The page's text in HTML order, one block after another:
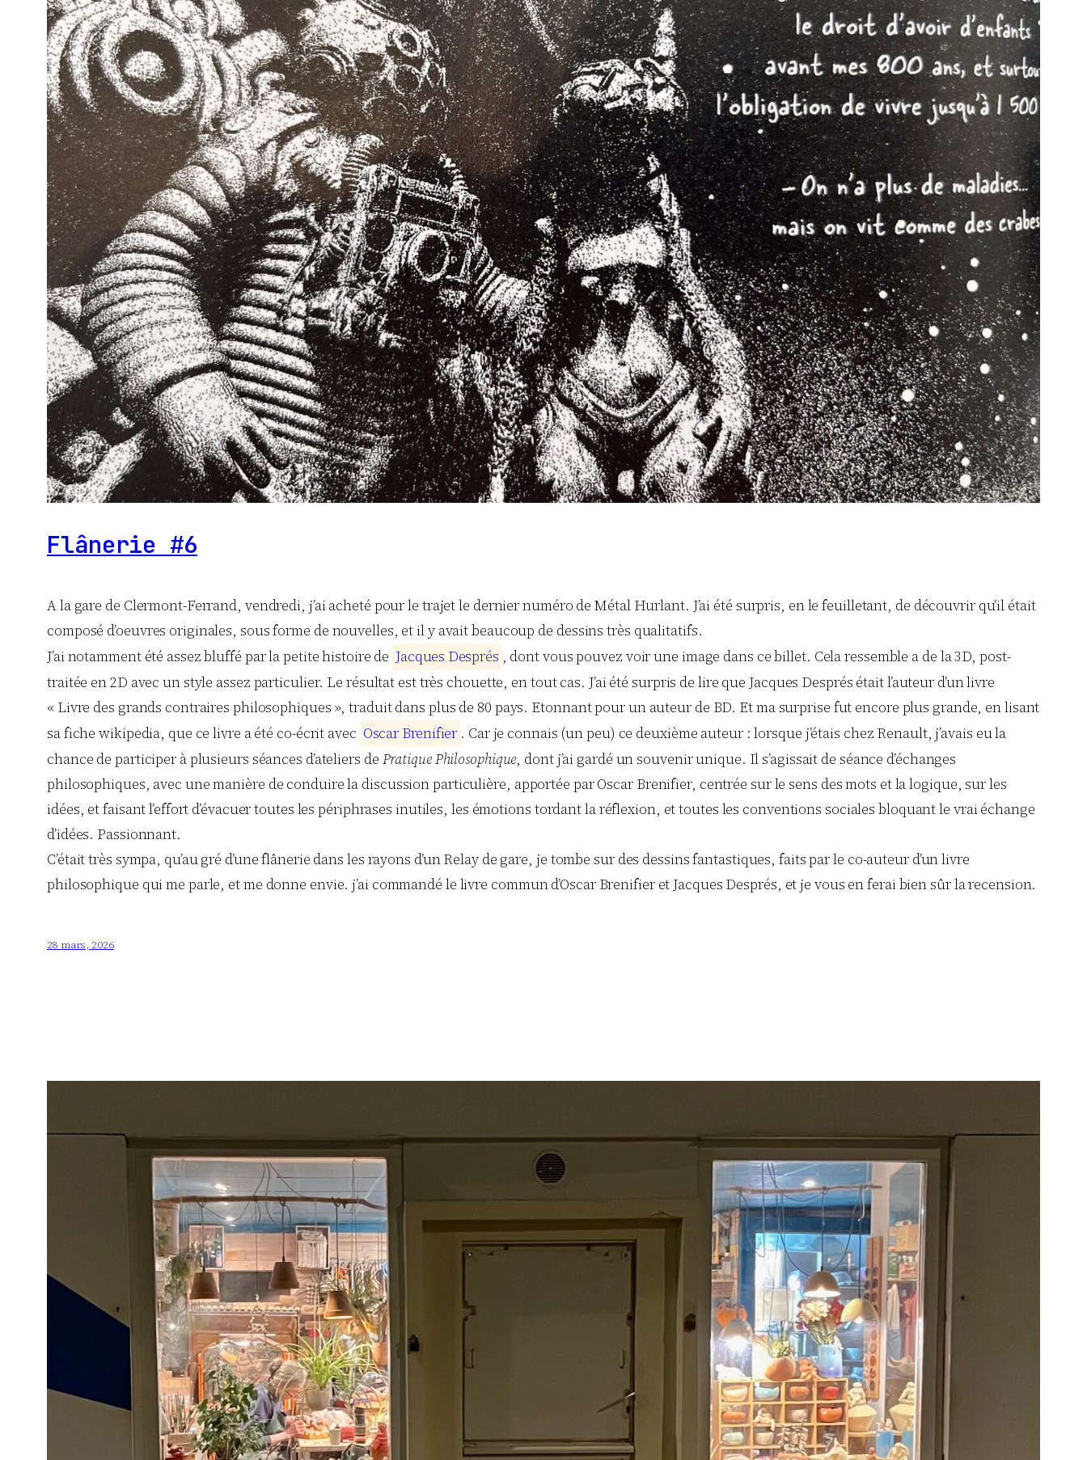
Flânerie #6
A la gare de Clermont-Ferrand, vendredi, j’ai acheté pour le trajet le dernier numéro de Métal Hurlant. J’ai été surpris, en le feuilletant, de découvrir qu’il était
composé d’oeuvres originales, sous forme de nouvelles, et il y avait beaucoup de dessins très qualitatifs.
J’ai notamment été assez bluffé par la petite histoire de Jacques Després , dont vous pouvez voir une image dans ce billet. Cela ressemble a de la 3D, post-
traitée en 2D avec un style assez particulier. Le résultat est très chouette, en tout cas. J’ai été surpris de lire que Jacques Després était l’auteur d’un livre
« Livre des grands contraires philosophiques », traduit dans plus de 80 pays. Etonnant pour un auteur de BD. Et ma surprise fut encore plus grande, en lisant
sa fiche wikipedia, que ce livre a été co-écrit avec Oscar Brenifier . Car je connais (un peu) ce deuxième auteur : lorsque j’étais chez Renault, j’avais eu la
chance de participer à plusieurs séances d’ateliers de Pratique Philosophique, dont j’ai gardé un souvenir unique. Il s’agissait de séance d’échanges
philosophiques, avec une manière de conduire la discussion particulière, apportée par Oscar Brenifier, centrée sur le sens des mots et la logique, sur les
idées, et faisant l’effort d’évacuer toutes les périphrases inutiles, les émotions tordant la réflexion, et toutes les conventions sociales bloquant le vrai échange
d’idées. Passionnant.
C’était très sympa, qu’au gré d’une flânerie dans les rayons d’un Relay de gare, je tombe sur des dessins fantastiques, faits par le co-auteur d’un livre
philosophique qui me parle, et me donne envie. j’ai commandé le livre commun d’Oscar Brenifier et Jacques Després, et je vous en ferai bien sûr la recension.
28 mars, 2026